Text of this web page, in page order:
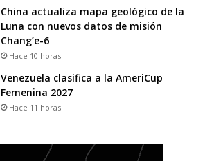
China actualiza mapa geológico de la
Luna con nuevos datos de misión
Chang’e-6
Hace 10 horas
Venezuela clasifica a la AmeriCup
Femenina 2027
Hace 11 horas